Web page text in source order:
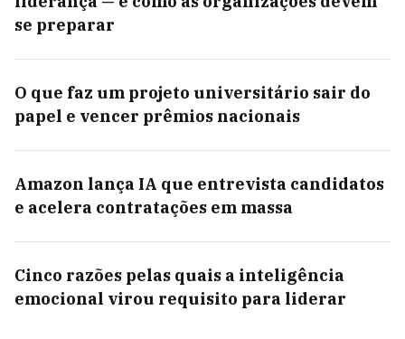
se preparar
O que faz um projeto universitário sair do
papel e vencer prêmios nacionais
Amazon lança IA que entrevista candidatos
e acelera contratações em massa
Cinco razões pelas quais a inteligência
emocional virou requisito para liderar